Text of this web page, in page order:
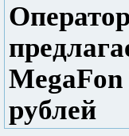
MegaFon
рублей